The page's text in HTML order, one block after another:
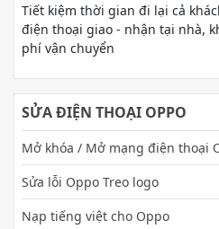
Tiết kiệm thời gian đi lại cả
điện thoại giao - nhận tại nhà,
phí vận chuyển
SỬA ĐIỆN THOẠI OPPO
Mở khóa / Mở mạng điện thoại
Sửa lỗi Oppo Treo logo
Nạp tiếng việt cho Oppo